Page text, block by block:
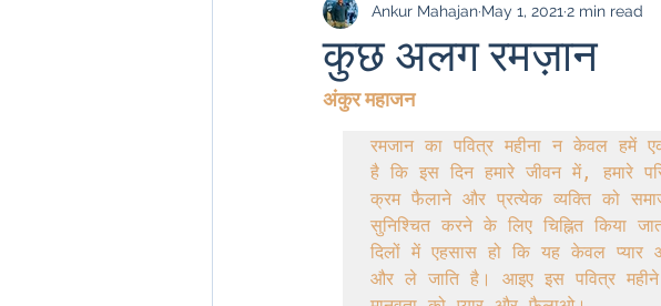
history of kashmir Hot Topic
Sadbahvana by Army
kashmir in army army in kashmir
Badalta Kashmir 1999 kargil war
कुछ अलग रमज़ान
Ankur Mahajan May 1, 2021 2 min read
अंकुर महाजन
रमजान का पवित्र महीना न केवल हमें
है कि इस दिन हमारे जीवन में, हमारे
क्रम फैलाने और प्रत्येक व्यक्ति को
सुनिश्चित करने के लिए चिह्नित किया
दिलों में एहसास हो कि यह केवल
और ले जाति है। आइए इस पवित्र